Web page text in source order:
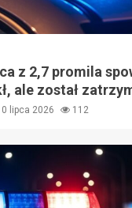
z 2,7 promila
ale został
lipca 2026 112